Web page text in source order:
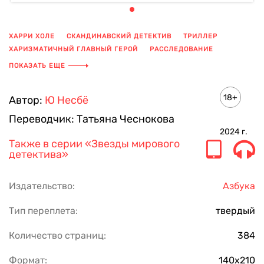
ХАРРИ ХОЛЕ СКАНДИНАВСКИЙ ДЕТЕКТИВ
ТРИЛЛЕР
ХАРИЗМАТИЧНЫЙ ГЛАВНЫЙ ГЕРОЙ
РАССЛЕДОВАНИЕ
НАСИЛИЕ
АЛКОГОЛИЗМ
ПОКАЗАТЬ ЕЩЕ
Автор: Ю Несбё
Переводчик: Татьяна Чеснокова
18+
2024 г.
Также в серии «Звезды мирового
детектива»
Издательство: Азбука
Тип переплета: твердый
Количество страниц: 384
Формат: 140х210